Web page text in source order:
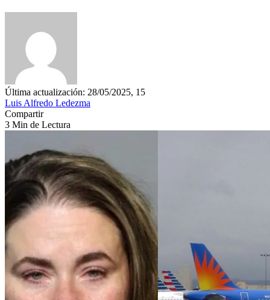
Última actualización: 28/05/2025, 15
Luis Alfredo Ledezma
Compartir
3 Min de Lectura